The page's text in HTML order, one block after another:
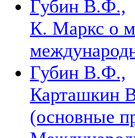
Губин В.Ф.,
К. Маркс о
Губин В.Ф.,
Карташкин
(основные